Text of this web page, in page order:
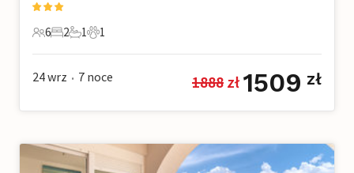
6 Goście
6
2 Sypialnie
2
1 Łazienka
1
1 Zwierzę domowe
1
24 wrz • 7 noce 1888 zł 1509 zł